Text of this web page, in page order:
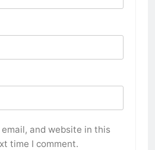
email, and website in this
time I comment.